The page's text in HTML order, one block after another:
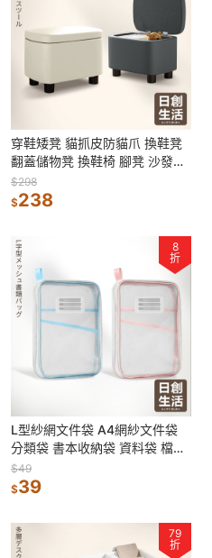
穿鞋矮凳 貓抓皮防貓爪 換鞋凳
翻蓋儲物凳 換鞋椅 腳凳 沙發凳
矮凳 玄關換鞋椅 凳子 椅子
$298
$238
8
折
L型紗網文件袋 A4網紗文件袋
分類袋 書本收納袋 資料袋 檔案
夾 科目分類袋 收納袋 科目袋
$49
$39
79
折